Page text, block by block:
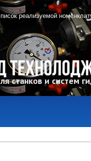
станков и систем
реализуемой